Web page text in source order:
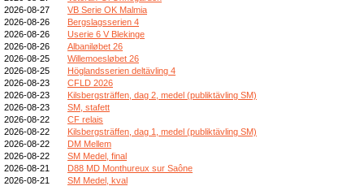
2026-08-27
VB Serie OK Malmia
2026-08-26
Bergslagsserien 4
2026-08-26
Userie 6 V Blekinge
2026-08-26
Albaniløbet 26
2026-08-25
Willemoesløbet 26
2026-08-25
Höglandsserien deltävling 4
2026-08-23
CFLD 2026
2026-08-23
Kilsbergsträffen, dag 2, medel (publiktävling SM)
2026-08-23
SM, stafett
2026-08-22
CF relais
2026-08-22
Kilsbergsträffen, dag 1, medel (publiktävling SM)
2026-08-22
DM Mellem
2026-08-22
SM Medel, final
2026-08-21
D88 MD Monthureux sur Saône
2026-08-21
SM Medel, kval